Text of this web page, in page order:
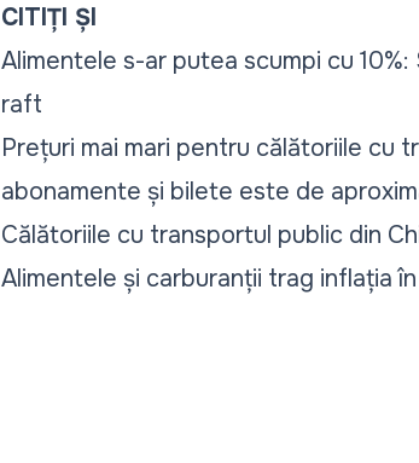
CITIȚI ȘI
Alimentele s-ar putea scumpi cu
raft
Prețuri mai mari pentru călătoriile cu
abonamente și bilete este de
Călătoriile cu transportul public din
Alimentele și carburanții trag inflația